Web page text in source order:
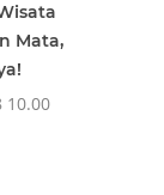
Mata,
10.00